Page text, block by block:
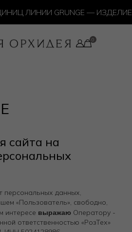
ЛИНИИ GRUNGE —
сайта на
персональных данных,
«Пользователь», свободно,
интересе выражаю Оператору -
ответственностью «РозТех»